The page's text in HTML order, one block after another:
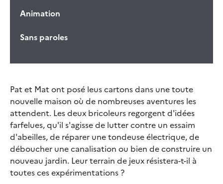
Animation
Sans paroles
Pat et Mat ont posé leus cartons dans une toute
nouvelle maison où de nombreuses aventures les
attendent. Les deux bricoleurs regorgent d'idées
farfelues, qu'il s'agisse de lutter contre un essaim
d'abeilles, de réparer une tondeuse électrique, de
déboucher une canalisation ou bien de construire un
nouveau jardin. Leur terrain de jeux résistera-t-il à
toutes ces expérimentations ?